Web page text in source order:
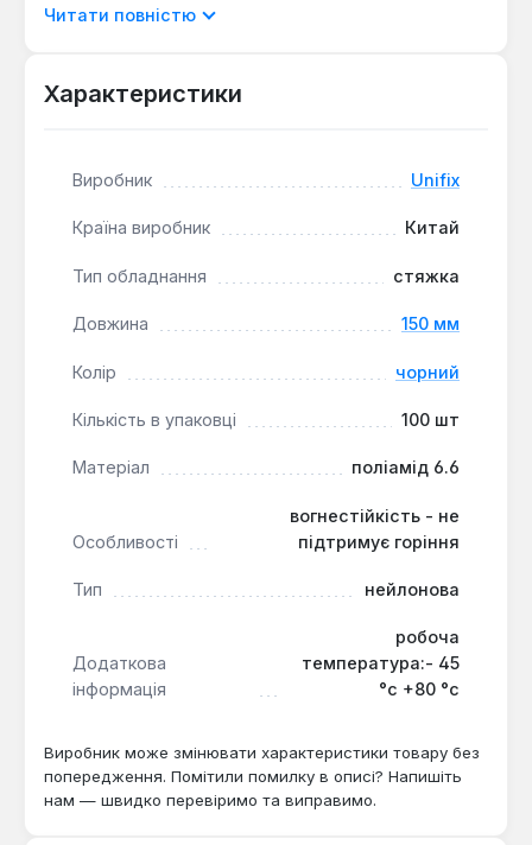
Організація проводки:
проектах.
універсальним. Нейлонові стяжки цього типу є
основним інструментом для професійного та
побутового електромонтажу, організації
кабельних мереж у щитках, на виробництві або
Читати повністю
Характеристики
Виробник Unifix
Країна виробник Китай
Тип обладнання стяжка
Довжина 150 мм
Колір чорний
Кількість в упаковці 100 шт
Матеріал поліамід 6.6
Особливості
вогнестійкість - не
підтримує горіння
Тип нейлонова
Додаткова
інформація
робоча
температура:- 45
°с +80 °с
Виробник може змінювати характеристики товару без
попередження. Помітили помилку в описі? Напишіть
нам — швидко перевіримо та виправимо.